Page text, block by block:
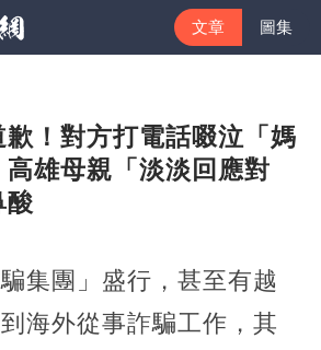
文章 圖集
！對方打電話啜泣「媽
雄母親「淡淡回應對
酸
集團」盛行，甚至有越
海外從事詐騙工作，其